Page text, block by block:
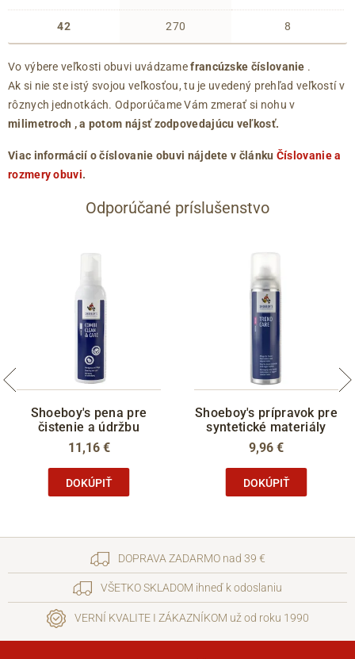
42 270 8
Vo výbere veľkosti obuvi uvádzamefrancúzske číslovanie .
Ak si nie ste istý svojou veľkosťou, tu je uvedený prehľad veľkostí v
rôznych jednotkách. Odporúčame Vám zmerať si nohu v
milimetroch , a potom nájsť zodpovedajúcu veľkosť.
Viac informácií o číslovanie obuvi nájdete v článku Číslovanie a
rozmery obuvi.
Odporúčané príslušenstvo
Shoeboy's pena pre
čistenie a údržbu
11,16 €
DOKÚPIŤ
Shoeboy's prípravok pre
syntetické materiály
9,96 €
DOKÚPIŤ
DOPRAVA ZADARMO nad 39 €
VŠETKO SKLADOM ihneď k odoslaniu
VERNÍ KVALITE I ZÁKAZNÍKOM už od roku 1990